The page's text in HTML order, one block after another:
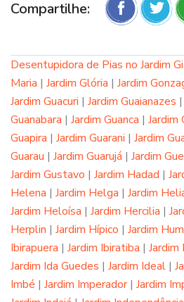
Compartilhe:
Desentupidora de Pias no Jardim
Maria | Jardim Glória | Jardim
Jardim Guacuri | Jardim Guaianazes |
Guanabara | Jardim Guanca | Jardim
Guapira | Jardim Guarani | Jardim
Guarau | Jardim Guarujá | Jardim
Jardim Gustavo | Jardim Hadad |
Helena | Jardim Helga | Jardim
Jardim Heloísa | Jardim Hercilia |
Herplin | Jardim Hípico | Jardim
Ibirapuera | Jardim Ibiratiba | Jardim
Jardim Ida Guedes | Jardim Ideal |
Imbé | Jardim Imperador| Jardim